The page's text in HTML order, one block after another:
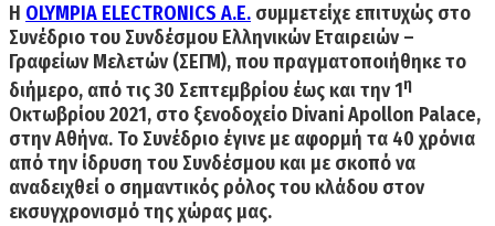
H OLYMPIA ELECTRONICS A.E. συμμετείχε επιτυχώς στο
Συνέδριο του Συνδέσμου Ελληνικών Εταιρειών –
Γραφείων Μελετών (ΣΕΓΜ), που πραγματοποιήθηκε το
διήμερο, από τις 30 Σεπτεμβρίου έως και την 1η
Οκτωβρίου 2021, στο ξενοδοχείο Divani Apollon Palace,
στην Αθήνα. Το Συνέδριο έγινε με αφορμή τα 40 χρόνια
από την ίδρυση του Συνδέσμου και με σκοπό να
αναδειχθεί ο σημαντικός ρόλος του κλάδου στον
εκσυγχρονισμό της χώρας μας.